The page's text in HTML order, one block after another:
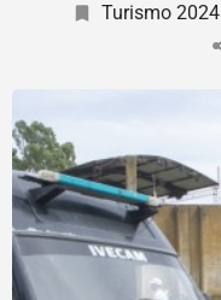
Turismo 2024